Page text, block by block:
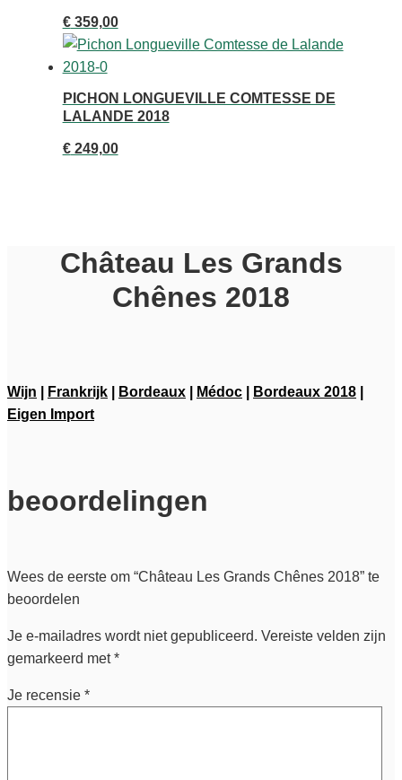
€359,00
PICHON LONGUEVILLE COMTESSE DE
LALANDE 2018
€249,00
Château Les Grands
Chênes 2018
Wijn Frankrijk Bordeaux Médoc Bordeaux 2018
Eigen Import
beoordelingen
Wees de eerste om “Château Les Grands Chênes 2018” te
beoordelen
Je e-mailadres wordt niet gepubliceerd. Vereiste velden zijn
gemarkeerd met*
Je recensie *